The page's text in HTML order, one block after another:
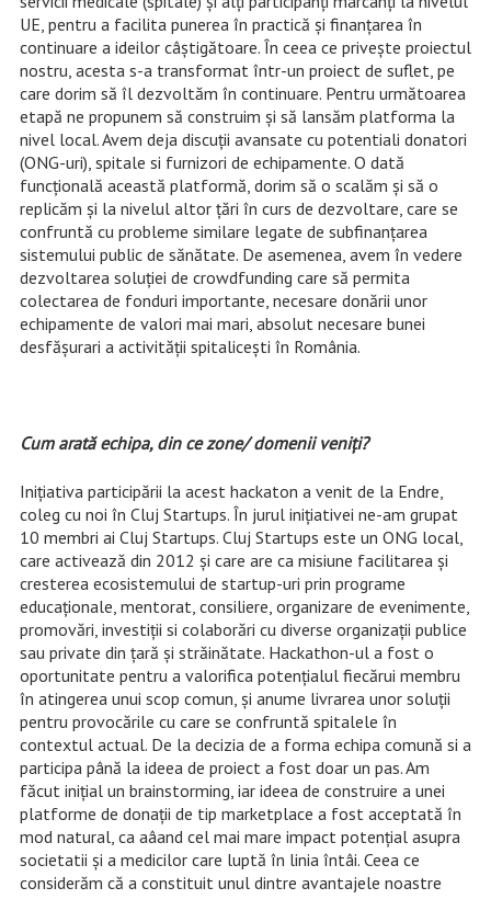
UE, pentru a facilita punerea în practică şi finanţarea în
continuare a ideilor câştigătoare. În ceea ce priveşte proiectul
nostru, acesta s-a transformat într-un proiect de suflet, pe
care dorim să îl dezvoltăm în continuare. Pentru următoarea
etapă ne propunem să construim şi să lansăm platforma la
nivel local. Avem deja discuţii avansate cu potentiali donatori
(ONG-uri), spitale si furnizori de echipamente. O dată
funcţională această platformă, dorim să o scalăm şi să o
replicăm şi la nivelul altor ţări în curs de dezvoltare, care se
confruntă cu probleme similare legate de subfinanţarea
sistemului public de sănătate. De asemenea, avem în vedere
dezvoltarea soluţiei de crowdfunding care să permita
colectarea de fonduri importante, necesare donării unor
echipamente de valori mai mari, absolut necesare bunei
desfăşurari a activităţii spitaliceşti în România.
Cum arată echipa, din ce zone/ domenii veniţi?
Iniţiativa participării la acest hackaton a venit de la Endre,
coleg cu noi în Cluj Startups. În jurul iniţiativei ne-am grupat
10 membri ai Cluj Startups. Cluj Startups este un ONG local,
care activează din 2012 şi care are ca misiune facilitarea şi
cresterea ecosistemului de startup-uri prin programe
educaţionale, mentorat, consiliere, organizare de evenimente,
promovări, investiţii si colaborări cu diverse organizaţii publice
sau private din ţară şi străinătate. Hackathon-ul a fost o
oportunitate pentru a valorifica potențialul fiecărui membru
în atingerea unui scop comun, și anume livrarea unor soluții
pentru provocările cu care se confruntă spitalele în
contextul actual. De la decizia de a forma echipa comună si a
participa până la ideea de proiect a fost doar un pas. Am
făcut iniţial un brainstorming, iar ideea de construire a unei
platforme de donaţii de tip marketplace a fost acceptată în
mod natural, ca aâand cel mai mare impact potenţial asupra
societatii şi a medicilor care luptă în linia întâi. Ceea ce
considerăm că a constituit unul dintre avantajele noastre